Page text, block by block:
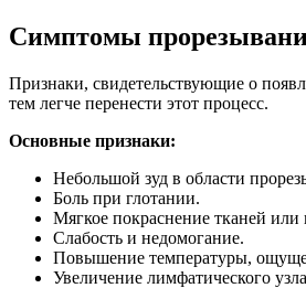
Симптомы
Признаки, свидетельствующие о
тем легче перенести этот процесс.
Основные признаки:
Небольшой зуд в области
Боль при глотании.
Мягкое покраснение тканей
Слабость и недомогание.
Повышение температуры,
Увеличение лимфатического